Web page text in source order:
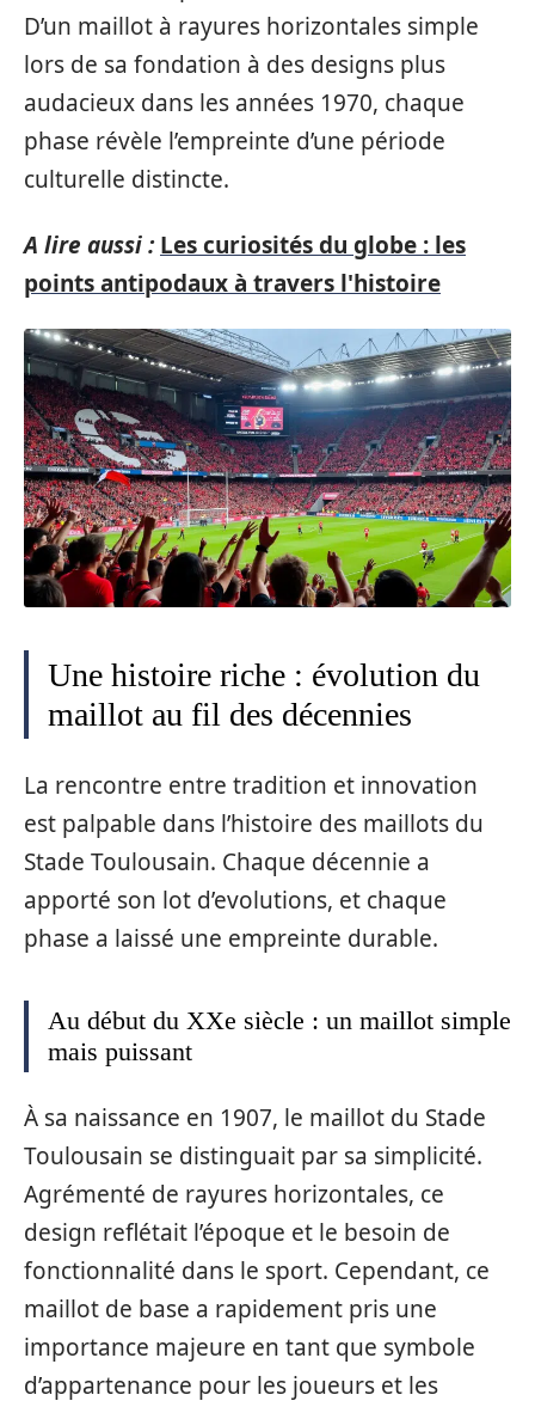
D’un maillot à rayures horizontales simple
lors de sa fondation à des designs plus
audacieux dans les années 1970, chaque
phase révèle l’empreinte d’une période
culturelle distincte.
A lire aussi : Les curiosités du globe : les
points antipodaux à travers l'histoire
Une histoire riche : évolution du
maillot au fil des décennies
La rencontre entre tradition et innovation
est palpable dans l’histoire des maillots du
Stade Toulousain. Chaque décennie a
apporté son lot d’evolutions, et chaque
phase a laissé une empreinte durable.
Au début du XXe siècle : un maillot simple
mais puissant
À sa naissance en 1907, le maillot du Stade
Toulousain se distinguait par sa simplicité.
Agrémenté de rayures horizontales, ce
design reflétait l’époque et le besoin de
fonctionnalité dans le sport. Cependant, ce
maillot de base a rapidement pris une
importance majeure en tant que symbole
d’appartenance pour les joueurs et les